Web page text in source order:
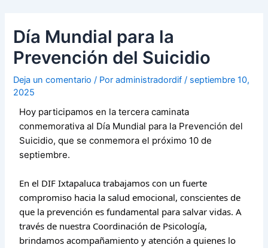
contenido
Día Mundial para la
Prevención del Suicidio
Deja un comentario / Poradministradordif/ septiembre 10,
2025
Hoy participamos en la tercera caminata
conmemorativa al Día Mundial para la Prevención del
Suicidio, que se conmemora el próximo 10 de
septiembre.
En el DIF Ixtapaluca trabajamos con un fuerte
compromiso hacia la salud emocional, conscientes de
que la prevención es fundamental para salvar vidas. A
través de nuestra Coordinación de Psicología,
brindamos acompañamiento y atención a quienes lo
entradas